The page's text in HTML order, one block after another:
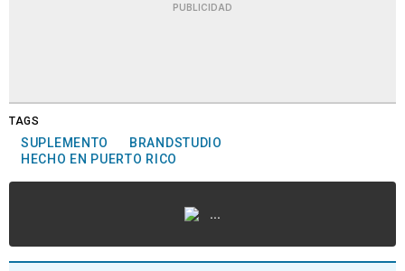
PUBLICIDAD
TAGS
SUPLEMENTO
BRANDSTUDIO
HECHO EN PUERTO RICO
...